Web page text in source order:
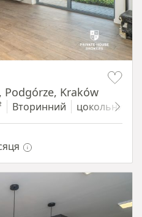
Kraków
Вторинний цокольний